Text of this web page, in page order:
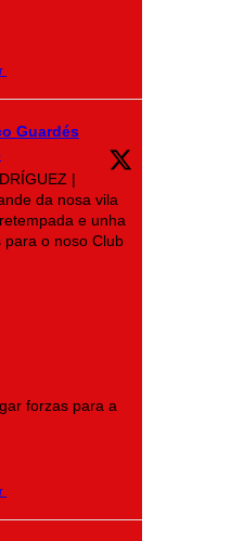
Guardés
|
da nosa vila
e unha
para o noso Club
forzas para a